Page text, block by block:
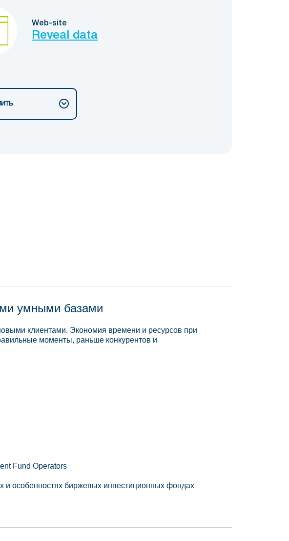
Web-site
Reveal data
умными базами
клиентами. Экономия времени и ресурсов при
моменты, раньше конкурентов и
Fund Operators
особенностях биржевых инвестиционных фондах